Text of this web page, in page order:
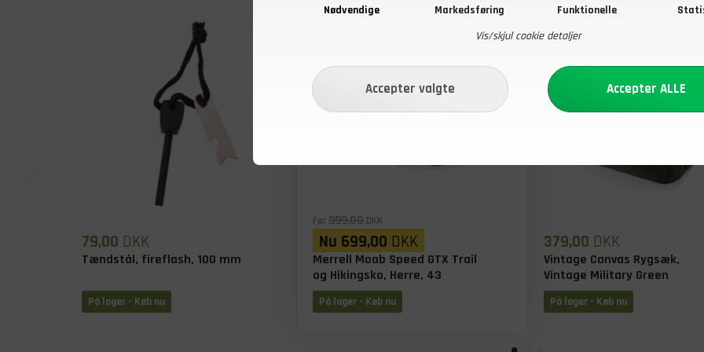
Nødvendige Markedsføring Funktionelle
Vis/skjul cookie detaljer
79,00 DKK
Tændstål, fireflash, 100 mm
På lager - Køb nu
Før999,00 DKK
Nu 699,00 DKK
Merrell Moab Speed GTX Trail
og Hikingsko, Herre, 43
På lager - Køb nu
379,00 DKK
Vintage Canvas Rygsæk,
Vintage Military Green
På lager - Køb nu